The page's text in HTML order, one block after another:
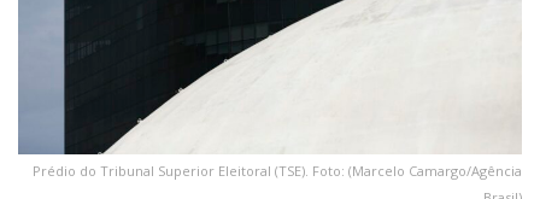
Prédio do Tribunal Superior Eleitoral (TSE). Foto: (Marcelo Camargo/Agência